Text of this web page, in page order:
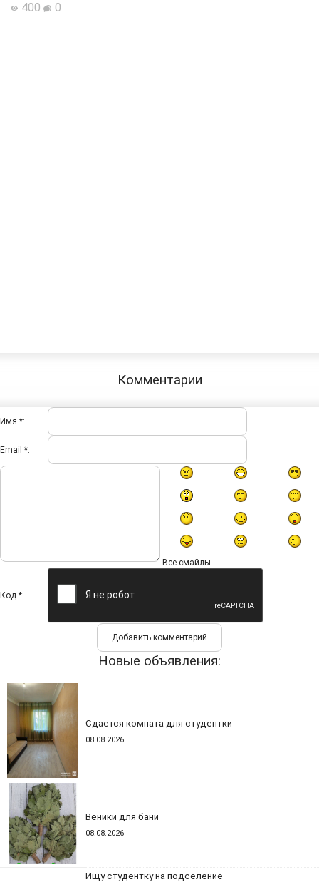
400 0
Комментарии
Имя *:
Email *:
Все смайлы
Код *:
Новые объявления:
Сдается комната для студентки
08.08.2026
Веники для бани
08.08.2026
Ищу студентку на подселение